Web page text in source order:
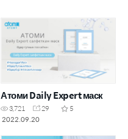
Атоми Daily Expert маск
3,721 29
5
2022.09.20